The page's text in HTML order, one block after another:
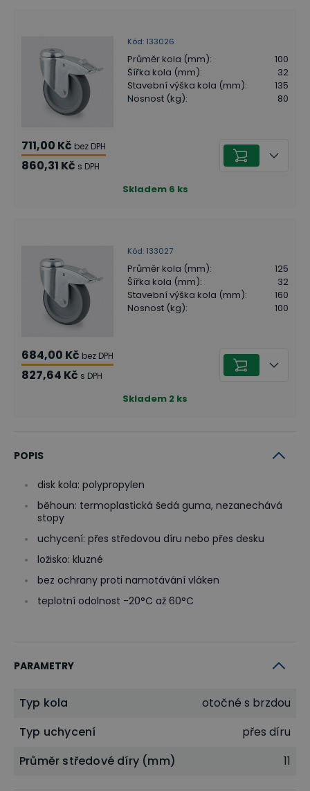
Kód: 133026
Průměr kola (mm):
100
Šířka kola (mm):
32
Stavební výška kola (mm):
135
Nosnost (kg): 80
711,00 Kč bez DPH
860,31 Kč s DPH
Skladem 6 ks
Kód: 133027
Průměr kola (mm):
125
Šířka kola (mm):
32
Stavební výška kola (mm):
160
Nosnost (kg): 100
684,00 Kč bez DPH
827,64 Kč s DPH
Skladem 2 ks
POPIS
disk kola: polypropylen
běhoun: termoplastická šedá guma, nezanechává
stopy
uchycení: přes středovou díru nebo přes desku
ložisko: kluzné
bez ochrany proti namotávání vláken
teplotní odolnost -20°C až 60°C
PARAMETRY
Typ kola
otočné s brzdou
Typ uchycení
přes díru
Průměr středové díry (mm)
11